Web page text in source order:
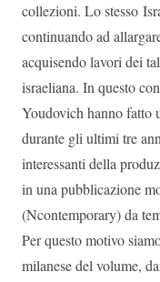
collezioni. Lo stesso
continuando ad
acquisendo lavori dei
israeliana. In questo
Youdovich hanno fatto
durante gli ultimi tre
interessanti della
in una pubblicazione
(Ncontemporary) da
Per questo motivo
milanese del volume,